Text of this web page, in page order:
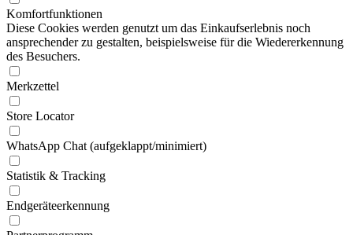
Komfortfunktionen
Diese Cookies werden genutzt um das Einkaufserlebnis noch
ansprechender zu gestalten, beispielsweise für die Wiedererkennung
des Besuchers.
Merkzettel
Store Locator
WhatsApp Chat (aufgeklappt/minimiert)
Statistik & Tracking
Endgeräteerkennung